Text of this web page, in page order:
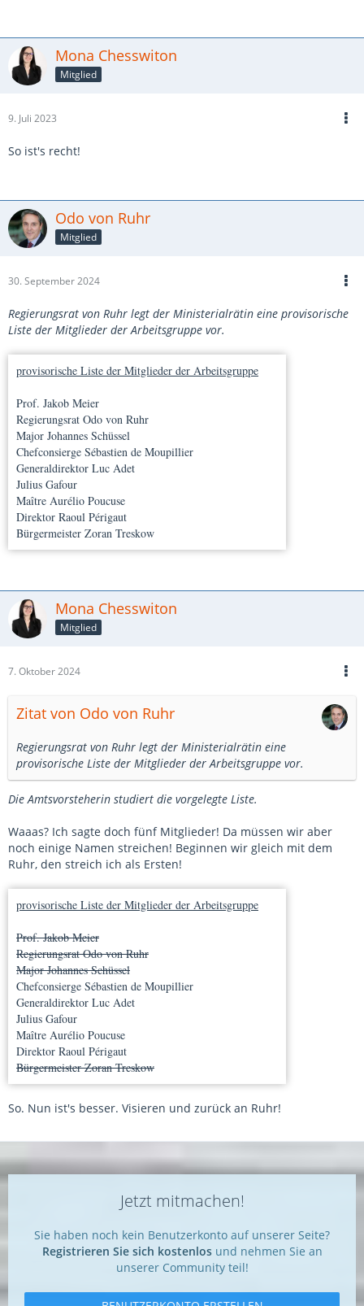
Mona Chesswiton
Mitglied
9. Juli 2023
So ist's recht!
Odo von Ruhr
Mitglied
30. September 2024
Regierungsrat von Ruhr legt der Ministerialrätin eine provisorische
Liste der Mitglieder der Arbeitsgruppe vor.
provisorische Liste der Mitglieder der Arbeitsgruppe
Prof. Jakob Meier
Regierungsrat Odo von Ruhr
Major Johannes Schüssel
Chefconsierge Sébastien de Moupillier
Generaldirektor Luc Adet
Julius Gafour
Maître Aurélio Poucuse
Direktor Raoul Périgaut
Bürgermeister Zoran Treskow
Mona Chesswiton
Mitglied
7. Oktober 2024
Zitat von Odo von Ruhr
Regierungsrat von Ruhr legt der Ministerialrätin eine
provisorische Liste der Mitglieder der Arbeitsgruppe vor.
Die Amtsvorsteherin studiert die vorgelegte Liste.
Waaas? Ich sagte doch fünf Mitglieder! Da müssen wir aber
noch einige Namen streichen! Beginnen wir gleich mit dem
Ruhr, den streich ich als Ersten!
provisorische Liste der Mitglieder der Arbeitsgruppe
Prof. Jakob Meier
Regierungsrat Odo von Ruhr
Major Johannes Schüssel
Chefconsierge Sébastien de Moupillier
Generaldirektor Luc Adet
Julius Gafour
Maître Aurélio Poucuse
Direktor Raoul Périgaut
Bürgermeister Zoran Treskow
So. Nun ist's besser. Visieren und zurück an Ruhr!
Jetzt mitmachen!
Sie haben noch kein Benutzerkonto auf unserer Seite?
Registrieren Sie sich kostenlosund nehmen Sie an
unserer Community teil!